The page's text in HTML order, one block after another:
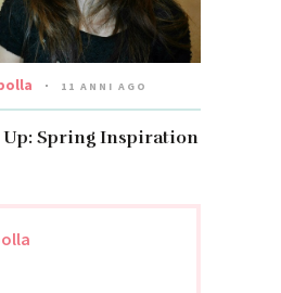
11 ANNI AGO
Spring Inspiration